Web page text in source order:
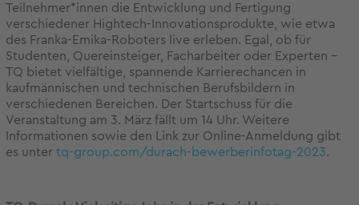
Teilnehmer*innen die Entwicklung und Fertigung
verschiedener Hightech-Innovationsprodukte, wie etwa
des Franka-Emika-Roboters live erleben. Egal, ob für
Studenten, Quereinsteiger, Facharbeiter oder Experten –
TQ bietet vielfältige, spannende Karrierechancen in
kaufmännischen und technischen Berufsbildern in
verschiedenen Bereichen. Der Startschuss für die
Veranstaltung am 3. März fällt um 14 Uhr. Weitere
Informationen sowie den Link zur Online-Anmeldung gibt
es unter tq-group.com/durach-bewerberinfotag-2023.